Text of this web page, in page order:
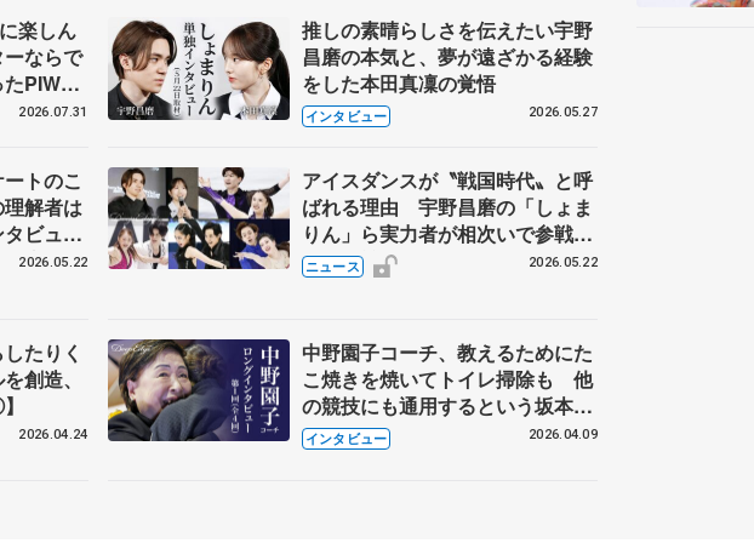
楽しん
ならで
PIW前
在2026.07.31
推しの素晴らしさを伝えたい宇野
昌磨の本気と、夢が遠ざかる経験
をした本田真凜の覚悟
インタビュー 2026.05.27
ートのこ
解者は
ビュー
恋人、
2026.05.22
アイスダンスが〝戦国時代〟と呼
ばれる理由 宇野昌磨の「しょま
りん」ら実力者が相次いで参戦
国内の競争激化
ニュース 2026.05.22
たりく
創造、
2026.04.24
中野園子コーチ、教えるためにた
こ焼きを焼いてトイレ掃除も 他
の競技にも通用するという坂本花
織の筋肉
インタビュー 2026.04.09